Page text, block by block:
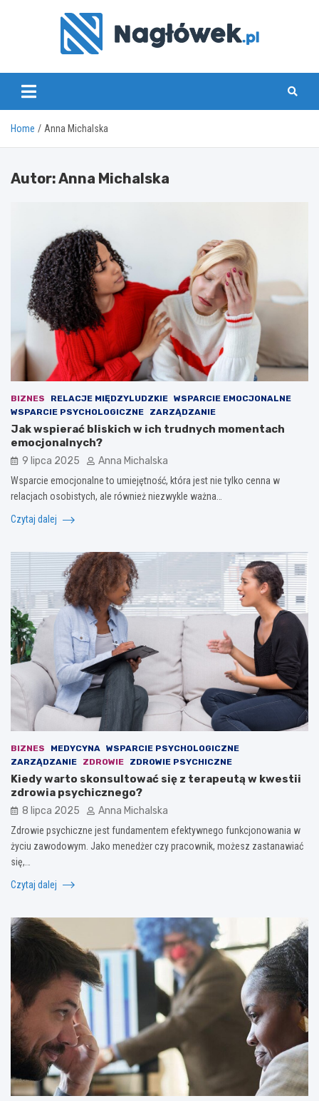
www.naglowek.pl
Home Anna Michalska
Autor:Anna Michalska
BIZNES RELACJE MIĘDZYLUDZKIE WSPARCIE EMOCJONALNE
WSPARCIE PSYCHOLOGICZNE
ZARZĄDZANIE
Jak wspierać bliskich w ich trudnych momentach
emocjonalnych?
9 lipca 2025 Anna Michalska
Wsparcie emocjonalne to umiejętność, która jest nie tylko cenna w
relacjach osobistych, ale również niezwykle ważna…
Czytaj dalej
BIZNES MEDYCYNA
WSPARCIE PSYCHOLOGICZNE
ZARZĄDZANIE
ZDROWIE ZDROWIE PSYCHICZNE
Kiedy warto skonsultować się z terapeutą w kwestii
zdrowia psychicznego?
8 lipca 2025 Anna Michalska
Zdrowie psychiczne jest fundamentem efektywnego funkcjonowania w
życiu zawodowym. Jako menedżer czy pracownik, możesz zastanawiać
się,…
Czytaj dalej